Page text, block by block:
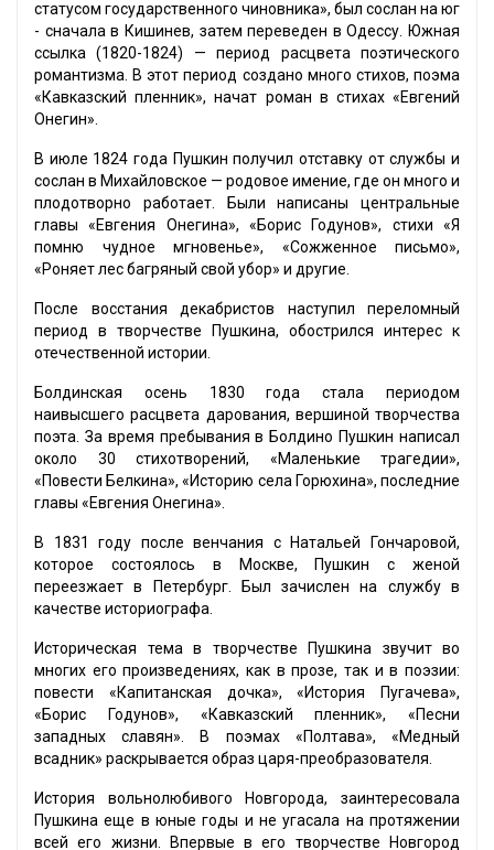
статусом государственного чиновника», был сослан на юг
- сначала в Кишинев, затем переведен в Одессу. Южная
ссылка (1820-1824) — период расцвета поэтического
романтизма. В этот период создано много стихов, поэма
«Кавказский пленник», начат роман в стихах «Евгений
Онегин».
В июле 1824 года Пушкин получил отставку от службы и
сослан в Михайловское — родовое имение, где он много и
плодотворно работает. Были написаны центральные
главы «Евгения Онегина», «Борис Годунов», стихи «Я
помню чудное мгновенье», «Сожженное письмо»,
«Роняет лес багряный свой убор» и другие.
После восстания декабристов наступил переломный
период в творчестве Пушкина, обострился интерес к
отечественной истории.
Болдинская осень 1830 года стала периодом
наивысшего расцвета дарования, вершиной творчества
поэта. За время пребывания в Болдино Пушкин написал
около 30 стихотворений, «Маленькие трагедии»,
«Повести Белкина», «Историю села Горюхина», последние
главы «Евгения Онегина».
В 1831 году после венчания с Натальей Гончаровой,
которое состоялось в Москве, Пушкин с женой
переезжает в Петербург. Был зачислен на службу в
качестве историографа.
Историческая тема в творчестве Пушкина звучит во
многих его произведениях, как в прозе, так и в поэзии:
повести «Капитанская дочка», «История Пугачева»,
«Борис Годунов», «Кавказский пленник», «Песни
западных славян». В поэмах «Полтава», «Медный
всадник» раскрывается образ царя-преобразователя.
История вольнолюбивого Новгорода, заинтересовала
Пушкина еще в юные годы и не угасала на протяжении
всей его жизни. Впервые в его творчестве Новгород